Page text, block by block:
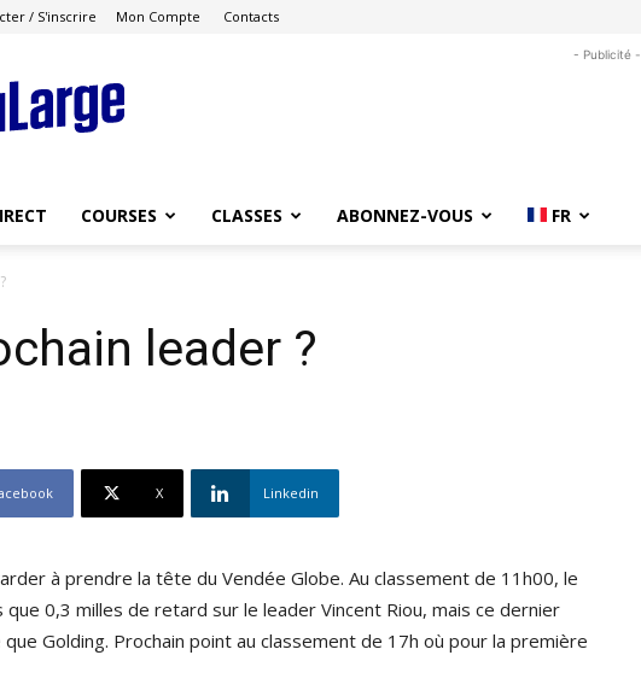
/ S'inscrire Mon Compte Contacts
- Publicité -
COURSES CLASSES ABONNEZ-VOUS FR
leader ?
X Linkedin
à prendre la tête du Vendée Globe. Au classement de 11h00, le
que 0,3 milles de retard sur le leader Vincent Riou, mais ce dernier
Golding. Prochain point au classement de 17h où pour la première